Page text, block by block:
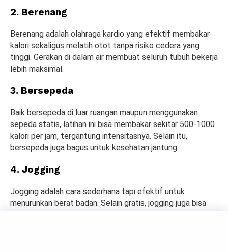
2. Berenang
Berenang adalah olahraga kardio yang efektif membakar
kalori sekaligus melatih otot tanpa risiko cedera yang
tinggi. Gerakan di dalam air membuat seluruh tubuh bekerja
lebih maksimal.
3. Bersepeda
Baik bersepeda di luar ruangan maupun menggunakan
sepeda statis, latihan ini bisa membakar sekitar 500-1000
kalori per jam, tergantung intensitasnya. Selain itu,
bersepeda juga bagus untuk kesehatan jantung.
4. Jogging
Jogging adalah cara sederhana tapi efektif untuk
menurunkan berat badan. Selain gratis, jogging juga bisa